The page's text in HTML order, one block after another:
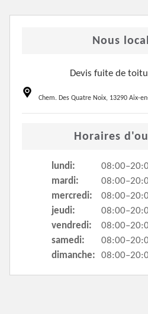
Nous
Devis fuite de
Chem. Des Quatre Noix, 13290 Aix-
Horaires
lundi:
mardi:
mercredi:
jeudi:
vendredi:
samedi:
dimanche: